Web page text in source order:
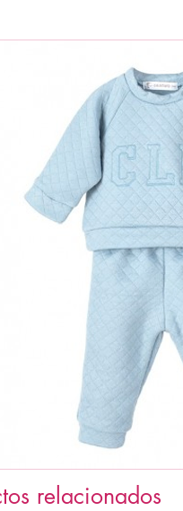
relacionados